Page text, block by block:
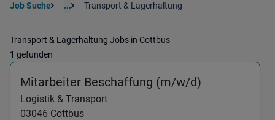
Job Suche ... Transport & Lagerhaltung
Transport & Lagerhaltung Jobs in Cottbus
1 gefunden
Mitarbeiter Beschaffung (m/w/d)
Logistik & Transport
03046 Cottbus